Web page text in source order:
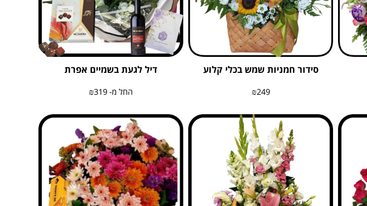
סידור חמניות שמש בכלי קלוע
₪249
דיל לגעת בשמיים אפרת
החל מ- ₪319